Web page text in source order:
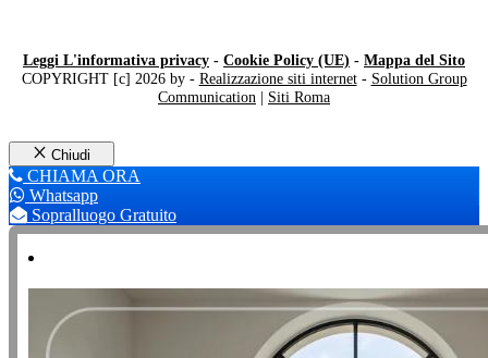
Leggi L'informativa privacy - Cookie Policy (UE) - Mappa del Sito
COPYRIGHT [c] 2026 by - Realizzazione siti internet- Solution Group
Communication | Siti Roma
Chiudi
CHIAMA ORA
Whatsapp
Sopralluogo Gratuito